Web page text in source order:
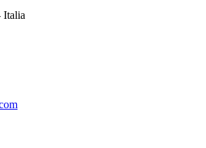
Italia